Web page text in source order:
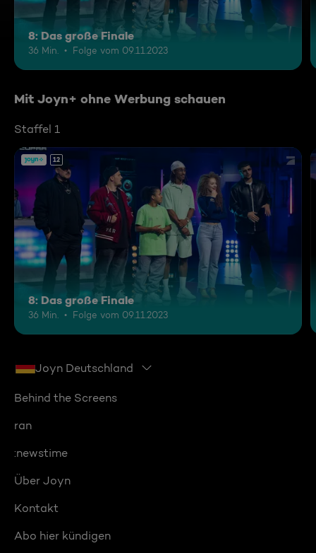
8: Das große Finale
36 Min. Folge vom 09.11.2023
Mit Joyn+ ohne Werbung schauen
Staffel 1
12
8: Das große Finale
36 Min. Folge vom 09.11.2023
Joyn Deutschland
Behind the Screens
ran
:newstime
Über Joyn
Kontakt
Abo hier kündigen